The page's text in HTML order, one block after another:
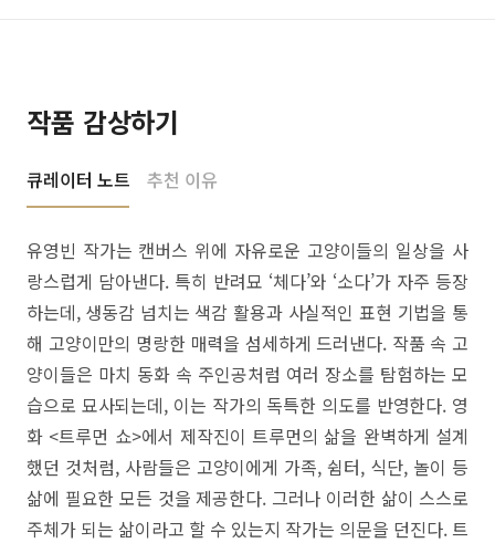
작품 감상하기
큐레이터 노트 추천 이유
유영빈 작가는 캔버스 위에 자유로운 고양이들의 일상을 사
랑스럽게 담아낸다. 특히 반려묘 ‘체다’와 ‘소다’가 자주 등장
하는데, 생동감 넘치는 색감 활용과 사실적인 표현 기법을 통
해 고양이만의 명랑한 매력을 섬세하게 드러낸다. 작품 속 고
양이들은 마치 동화 속 주인공처럼 여러 장소를 탐험하는 모
습으로 묘사되는데, 이는 작가의 독특한 의도를 반영한다. 영
화 <트루먼 쇼>에서 제작진이 트루먼의 삶을 완벽하게 설계
했던 것처럼, 사람들은 고양이에게 가족, 쉼터, 식단, 놀이 등
삶에 필요한 모든 것을 제공한다. 그러나 이러한 삶이 스스로
주체가 되는 삶이라고 할 수 있는지 작가는 의문을 던진다. 트